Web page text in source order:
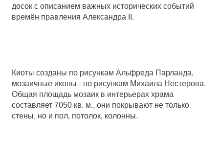
досок с описанием важных исторических событий
времён правления Александра II.
Киоты созданы по рисункам Альфреда Парланда,
мозаичные иконы - по рисункам Михаила Нестерова.
Общая площадь мозаик в интерьерах храма
составляет 7050 кв. м., они покрывают не только
стены, но и пол, потолок, колонны.